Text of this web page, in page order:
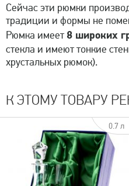
Сейчас эти рюмки
традиции и формы не
Рюмка имеет 8 широких
стекла и имеют тонкие
хрустальных рюмок).
К ЭТОМУ ТОВАРУ
0.7 л